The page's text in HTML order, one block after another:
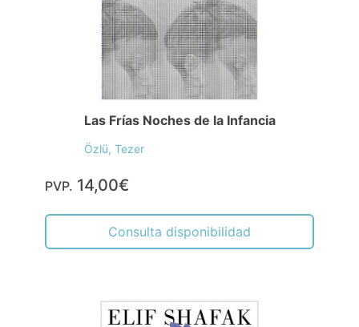
Las Frías Noches de la Infancia
Özlü, Tezer
PVP. 14,00€
Consulta disponibilidad